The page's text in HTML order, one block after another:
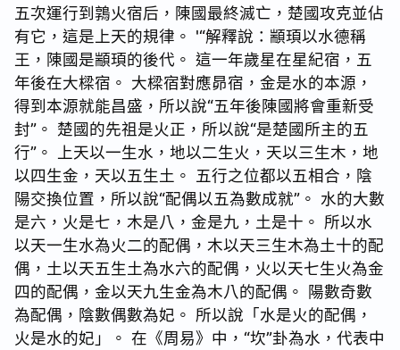
五次運行到鶉火宿后，陳國最終滅亡，楚國攻克並佔
有它，這是上天的規律。 '“解釋說：顓頊以水德稱
王，陳國是顓頊的後代。 這一年歲星在星紀宿，五
年後在大樑宿。 大樑宿對應昴宿，金是水的本源，
得到本源就能昌盛，所以說“五年後陳國將會重新受
封”。 楚國的先祖是火正，所以說“是楚國所主的五
行”。 上天以一生水，地以二生火，天以三生木，地
以四生金，天以五生土。 五行之位都以五相合，陰
陽交換位置，所以說“配偶以五為數成就”。 水的大數
是六，火是七，木是八，金是九，土是十。 所以水
以天一生水為火二的配偶，木以天三生木為土十的配
偶，土以天五生土為水六的配偶，火以天七生火為金
四的配偶，金以天九生金為木八的配偶。 陽數奇數
為配偶，陰數偶數為妃。 所以說「水是火的配偶，
火是水的妃」。 在《周易》中，“坎”卦為水，代表中